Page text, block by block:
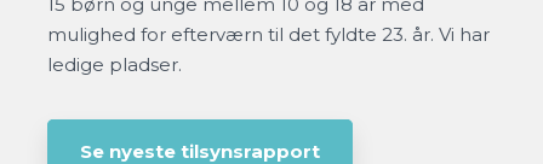
15 børn og unge mellem 10 og 18 år med
mulighed for efterværn til det fyldte 23. år. Vi har
ledige pladser.
Se nyeste tilsynsrapport